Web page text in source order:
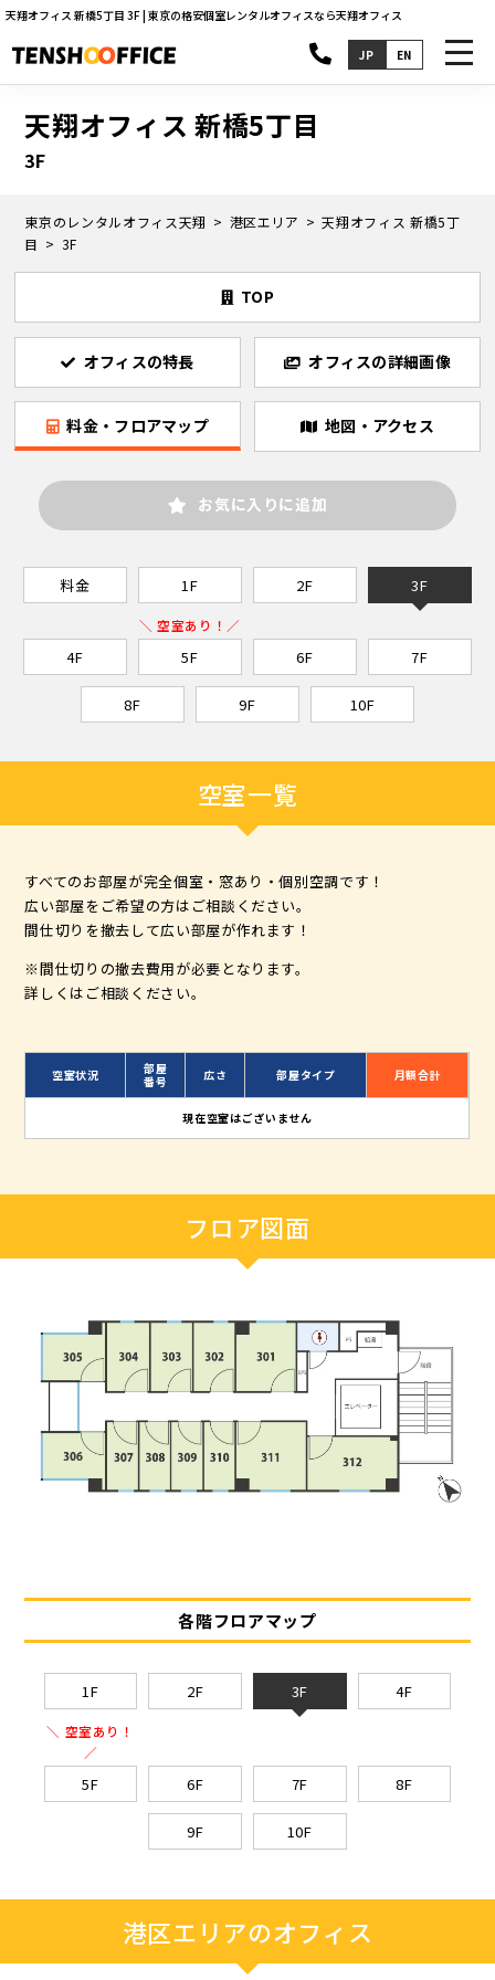
天翔オフィス 新橋5丁目 3F | 東京の格安個室レンタルオフィスなら天翔オフィス
JP EN
天翔オフィス 新橋5丁目
3F
東京のレンタルオフィス天翔 港区エリア
天翔オフィス 新橋5丁
目
3F
TOP
オフィスの特長 オフィスの詳細画像
料金・フロアマップ 地図・アクセス
お気に入りに追加
料金 1F 2F 3F
4F
＼ 空室あり！／
5F 6F 7F
8F 9F 10F
空室一覧
すべてのお部屋が完全個室・窓あり・個別空調です！
広い部屋をご希望の方はご相談ください。
間仕切りを撤去して広い部屋が作れます！
※間仕切りの撤去費用が必要となります。
詳しくはご相談ください。
空室状況
部屋
番号
広さ 部屋タイプ 月額合計
現在空室はございません
フロア図面
各階フロアマップ
1F 2F 3F 4F
＼ 空室あり！
／
5F 6F 7F 8F
9F 10F
港区エリアのオフィス